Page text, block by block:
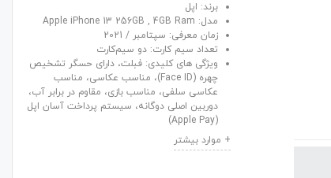
برند: اپل
مدل: Apple iPhone 13 256GB , 4GB Ram
زمان معرفی: سپتامبر / 2021
تعداد سیم کارت: دو سیم‌کارت
ویژگی های کلیدی: فبلت، دارای حسگر تشخیص
چهره (Face ID)، مناسب عکاسی، مناسب
عکاسی سلفی، مناسب بازی، مقاوم در برابر آب،
دوربین اصلی دوگانه، سیستم پرداخت آسان اپل
(Apple Pay)